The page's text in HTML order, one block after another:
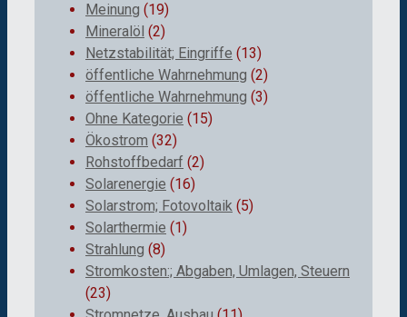
Meinung (19)
Mineralöl (2)
Netzstabilität; Eingriffe (13)
öffentliche Wahrnehmung (2)
öffentliche Wahrnehmung (3)
Ohne Kategorie (15)
Ökostrom (32)
Rohstoffbedarf (2)
Solarenergie (16)
Solarstrom; Fotovoltaik (5)
Solarthermie (1)
Strahlung (8)
Stromkosten:; Abgaben, Umlagen, Steuern
(23)